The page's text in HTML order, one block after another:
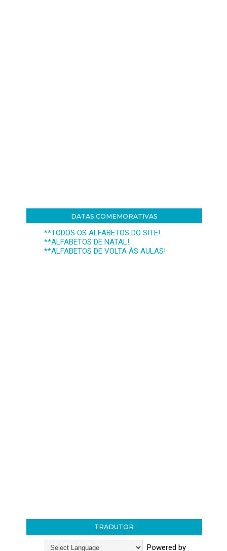
DATAS COMEMORATIVAS
**TODOS OS ALFABETOS DO SITE!
**ALFABETOS DE NATAL!
**ALFABETOS DE VOLTA ÀS AULAS!
TRADUTOR
Powered by